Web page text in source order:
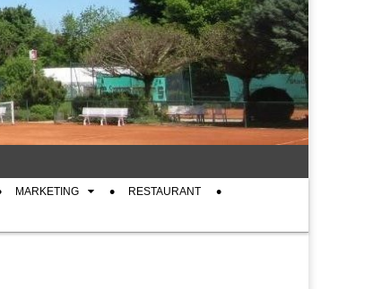
MARKETING RESTAURANT